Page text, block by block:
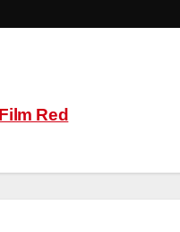
Red